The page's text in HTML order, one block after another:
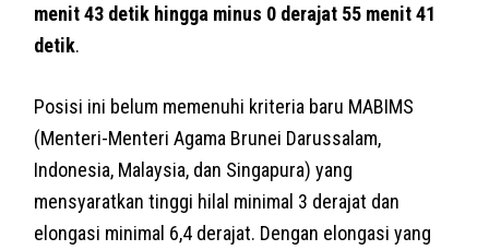
menit 43 detik hingga minus 0 derajat 55 menit 41
detik.
Posisi ini belum memenuhi kriteria baru MABIMS
(Menteri-Menteri Agama Brunei Darussalam,
Indonesia, Malaysia, dan Singapura) yang
mensyaratkan tinggi hilal minimal 3 derajat dan
elongasi minimal 6,4 derajat. Dengan elongasi yang